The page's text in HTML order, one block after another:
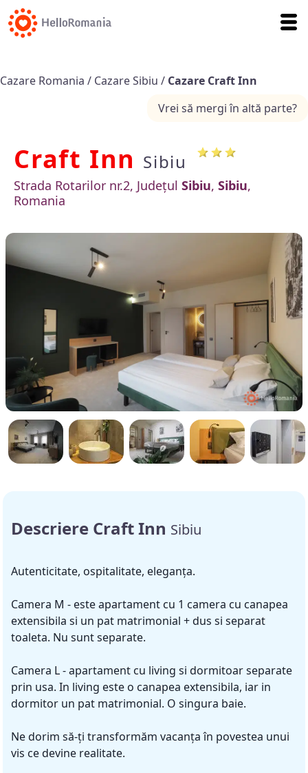
Cazare Romania / Cazare Sibiu / Cazare Craft Inn
Vrei să mergi în altă parte?
Craft Inn Sibiu
Strada Rotarilor nr.2, Județul Sibiu, Sibiu,
Romania
Descriere Craft Inn Sibiu
Autenticitate, ospitalitate, eleganța.
Camera M - este apartament cu 1 camera cu canapea
extensibila si un pat matrimonial + dus si separat
toaleta. Nu sunt separate.
Camera L - apartament cu living si dormitoar separate
prin usa. In living este o canapea extensibila, iar in
dormitor un pat matrimonial. O singura baie.
Ne dorim să-ți transformăm vacanța în povestea unui
vis ce devine realitate.